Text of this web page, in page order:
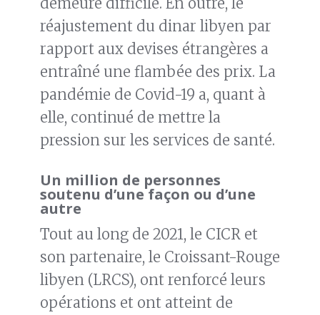
réajustement du dinar libyen par
rapport aux devises étrangères a
entraîné une flambée des prix. La
pandémie de Covid-19 a, quant à
elle, continué de mettre la
pression sur les services de santé.
Un million de personnes
soutenu d’une façon ou d’une
autre
Tout au long de 2021, le CICR et
son partenaire, le Croissant-Rouge
libyen (LRCS), ont renforcé leurs
opérations et ont atteint de